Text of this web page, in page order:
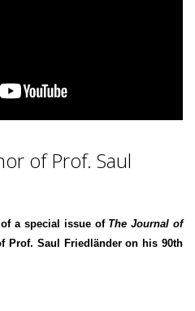
of Prof. Saul
a special issue of The Journal of
Prof. Saul Friedländer on his 90th